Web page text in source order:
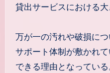
貸出サービスにおける大
万が一の汚れや破損に
サポート体制が敷かれ
できる理由となってい